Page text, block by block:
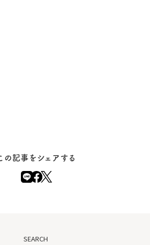
の記事をシェアする
SEARCH